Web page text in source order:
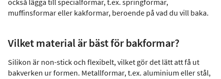
också lägga till specialformar, t.ex. springformar,
muffinsformar eller kakformar, beroende på vad du vill baka.
Vilket material är bäst för bakformar?
Silikon är non-stick och flexibelt, vilket gör det lätt att få ut
bakverken ur formen. Metallformar, t.ex. aluminium eller stål,